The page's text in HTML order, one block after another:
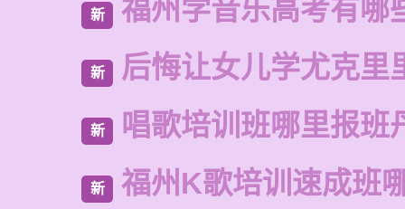
新 福州学音乐高考有哪
新 后悔让女儿学尤克里
新 唱歌培训班哪里报班
新 福州K歌培训速成班